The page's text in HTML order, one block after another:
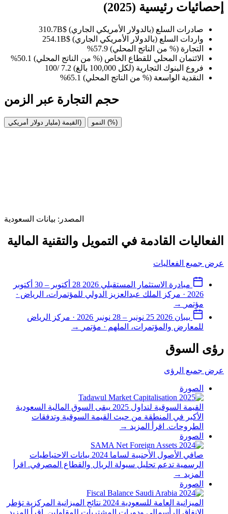
إحصائيات رئيسية (2025)
صادرات السلع (بالدولار الأمريكي الجاري) $310.7B
واردات السلع (بالدولار الأمريكي الجاري) $254.1B
التجارة (% من الناتج المحلي) 57.9%
الائتمان المحلي للقطاع الخاص (% من الناتج المحلي) 50.1%
فروع البنوك التجارية (لكل 100,000 بالغ)
7.2 /100
النقدية الواسعة (% من الناتج المحلي) 65.1%
حجم التجارة عبر الزمن
القيمة (مليار دولار أمريكي) النمو (%)
المصدر: بيانات السعودية
الفعاليات القادمة في التمويل والتقنية المالية
عرض جميع الفعاليات
مبادرة الاستثمار المستقبلي 2026
28 أكتوبر – 30 أكتوبر
2026 · مركز الملك عبدالعزيز الدولي للمؤتمرات، الرياض ·
مؤتمر
→
بيبان 2026
25 نونبر – 28 نونبر 2026 · مركز الرياض
للمعارض والمؤتمرات، الملهم · مؤتمر
→
رؤى السوق
عرض جميع الرؤى
الصورة
القيمة السوقية لتداول 2025
يبقى السوق المالية السعودية
الأكبر في المنطقة من حيث القيمة السوقية وتدفقات
الطروحات. اقرأ المزيد →
الصورة
صافي الأصول الأجنبية لساما 2024
بيانات الاحتياطيات
الرسمية تدعم تحليل سيولة الريال والقطاع المصرفي. اقرأ
المزيد →
الصورة
الميزانية العامة للسعودية 2024
نتائج الميزانية المركزية تؤطر